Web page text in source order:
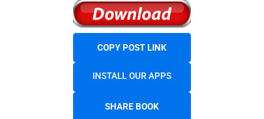
COPY POST LINK
INSTALL OUR APPS
SHARE BOOK